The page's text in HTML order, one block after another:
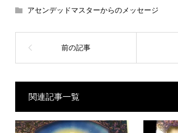
アセンデッドマスターからのメッセージ
関連記事一覧